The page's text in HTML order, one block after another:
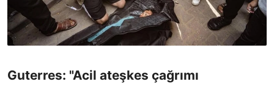
Guterres: "Acil ateşkes çağrımı